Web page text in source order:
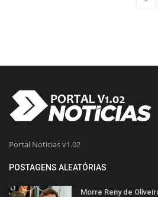
Portal Noticias v1.02
POSTAGENS ALEATÓRIAS
Morre Reny de